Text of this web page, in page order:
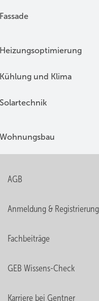
Fassade
Heizungsoptimierung
Kühlung und Klima
Solartechnik
Wohnungsbau
AGB
Anmeldung & Registrierung
Fachbeiträge
GEB Wissens-Check
Karriere bei Gentner